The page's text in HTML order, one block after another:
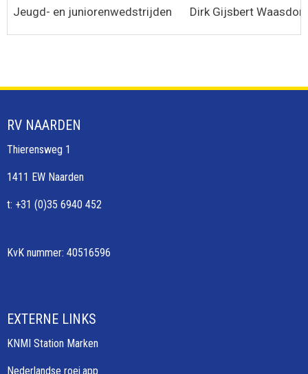
Jeugd- en juniorenwedstrijden Dirk Gijsbert
RV NAARDEN
Thierensweg 1
1411 EW Naarden
t: +31 (0)35 6940 452
KvK nummer: 40516596
EXTERNE LINKS
KNMI Station Marken
Nederlandse roei.app